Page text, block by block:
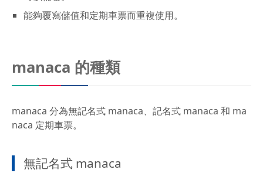
觀光
Company Profile・IR
特別車廂網
能夠覆寫儲值和定期車票而重複使用。
manaca 的種類
manaca 分為無記名式 manaca、記名式 manaca 和 ma
naca 定期車票。
無記名式 manaca